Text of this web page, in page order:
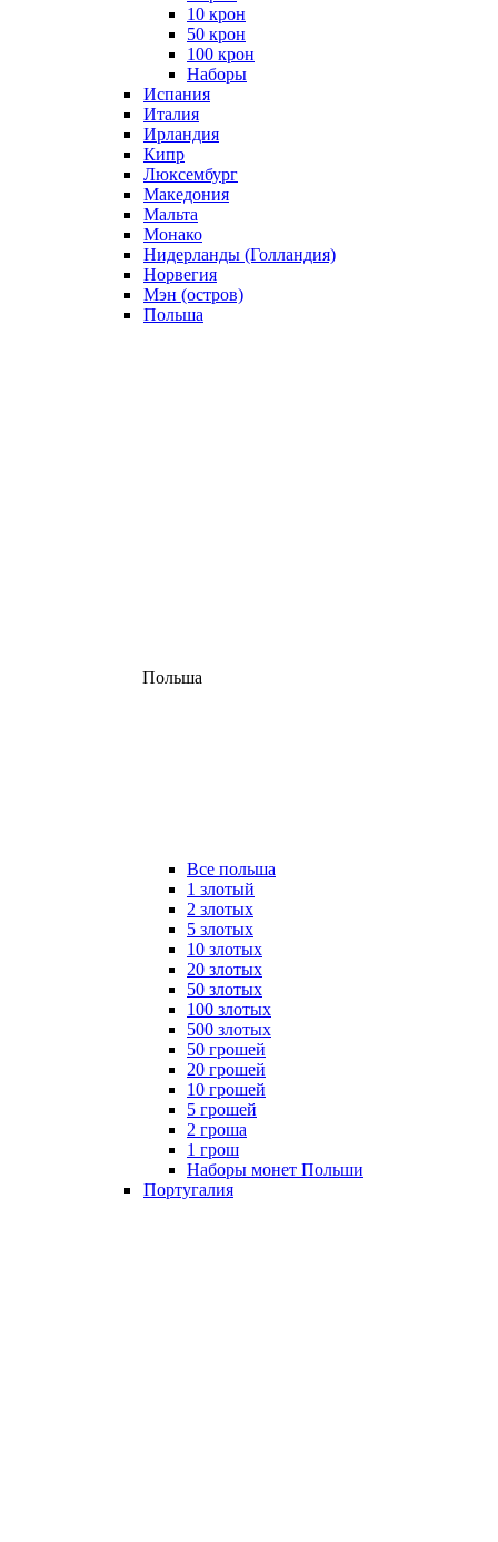
10 крон
50 крон
100 крон
Наборы
Испания
Италия
Ирландия
Кипр
Люксембург
Македония
Мальта
Монако
Нидерланды (Голландия)
Норвегия
Мэн (остров)
Польша
Польша
Все польша
1 злотый
2 злотых
5 злотых
10 злотых
20 злотых
50 злотых
100 злотых
500 злотых
50 грошей
20 грошей
10 грошей
5 грошей
2 гроша
1 грош
Наборы монет Польши
Португалия